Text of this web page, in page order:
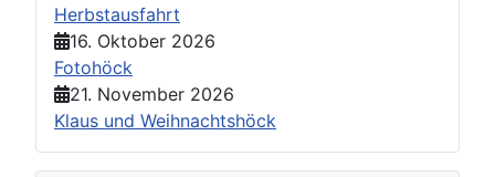
Herbstausfahrt
16. Oktober 2026
Fotohöck
21. November 2026
Klaus und Weihnachtshöck